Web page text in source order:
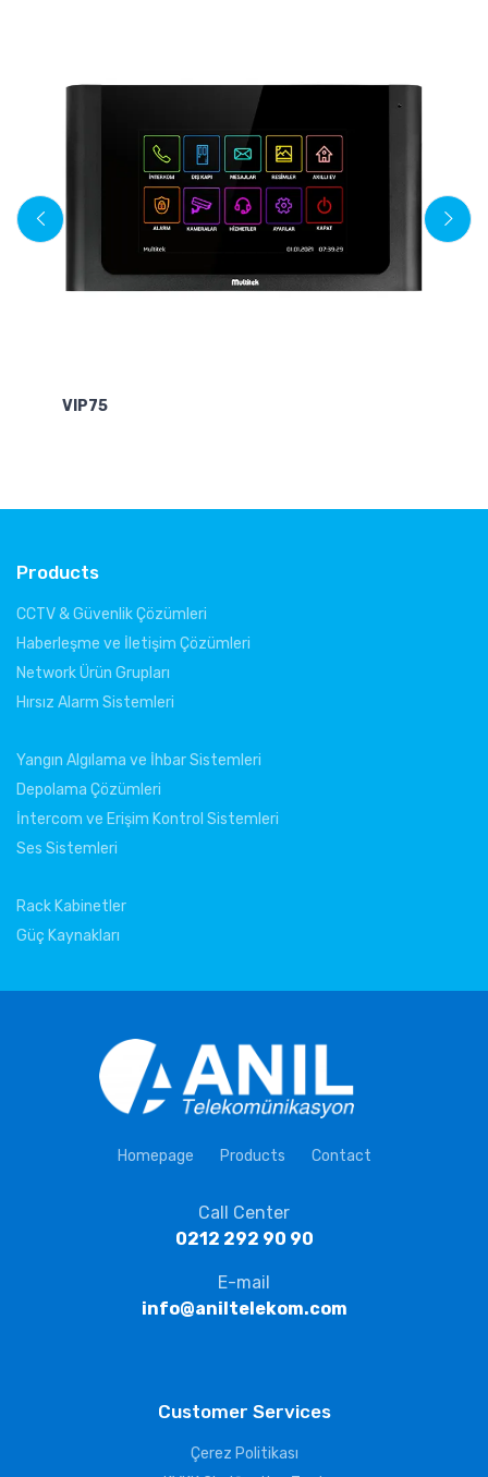
VIP75
Products
CCTV & Güvenlik Çözümleri
Haberleşme ve İletişim Çözümleri
Network Ürün Grupları
Hırsız Alarm Sistemleri
Yangın Algılama ve İhbar Sistemleri
Depolama Çözümleri
İntercom ve Erişim Kontrol Sistemleri
Ses Sistemleri
Rack Kabinetler
Güç Kaynakları
Homepage Products Contact
Call Center
0212 292 90 90
E-mail
info@aniltelekom.com
Customer Services
Çerez Politikası